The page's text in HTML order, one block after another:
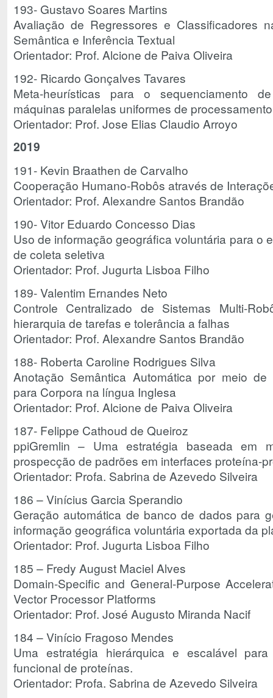
193- Gustavo Soares Martins
Avaliação de Regressores e Classificadores
Semântica e Inferência Textual
Orientador: Prof. Alcione de Paiva Oliveira
192- Ricardo Gonçalves Tavares
Meta-heurísticas para o sequenciamento
máquinas paralelas uniformes de
Orientador: Prof. Jose Elias Claudio Arroyo
2019
191- Kevin Braathen de Carvalho
Cooperação Humano-Robôs através de
Orientador: Prof. Alexandre Santos Brandão
190- Vitor Eduardo Concesso Dias
Uso de informação geográfica voluntária para o
de coleta seletiva
Orientador: Prof. Jugurta Lisboa Filho
189- Valentim Ernandes Neto
Controle Centralizado de Sistemas Multi-
hierarquia de tarefas e tolerância a falhas
Orientador: Prof. Alexandre Santos Brandão
188- Roberta Caroline Rodrigues Silva
Anotação Semântica Automática por meio
para Corpora na língua Inglesa
Orientador: Prof. Alcione de Paiva Oliveira
187- Felippe Cathoud de Queiroz
ppiGremlin – Uma estratégia baseada em
prospecção de padrões em interfaces proteína-
Orientador: Profa. Sabrina de Azevedo Silveira
186 – Vinícius Garcia Sperandio
Geração automática de banco de dados para
informação geográfica voluntária exportada da
Orientador: Prof. Jugurta Lisboa Filho
185 – Fredy August Maciel Alves
Domain-Specific and General-Purpose
Vector Processor Platforms
Orientador: Prof. José Augusto Miranda Nacif
184 – Vinício Fragoso Mendes
Uma estratégia hierárquica e escalável
funcional de proteínas.
Orientador: Profa. Sabrina de Azevedo Silveira